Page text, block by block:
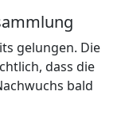
gelungen. Die
dass die
bald